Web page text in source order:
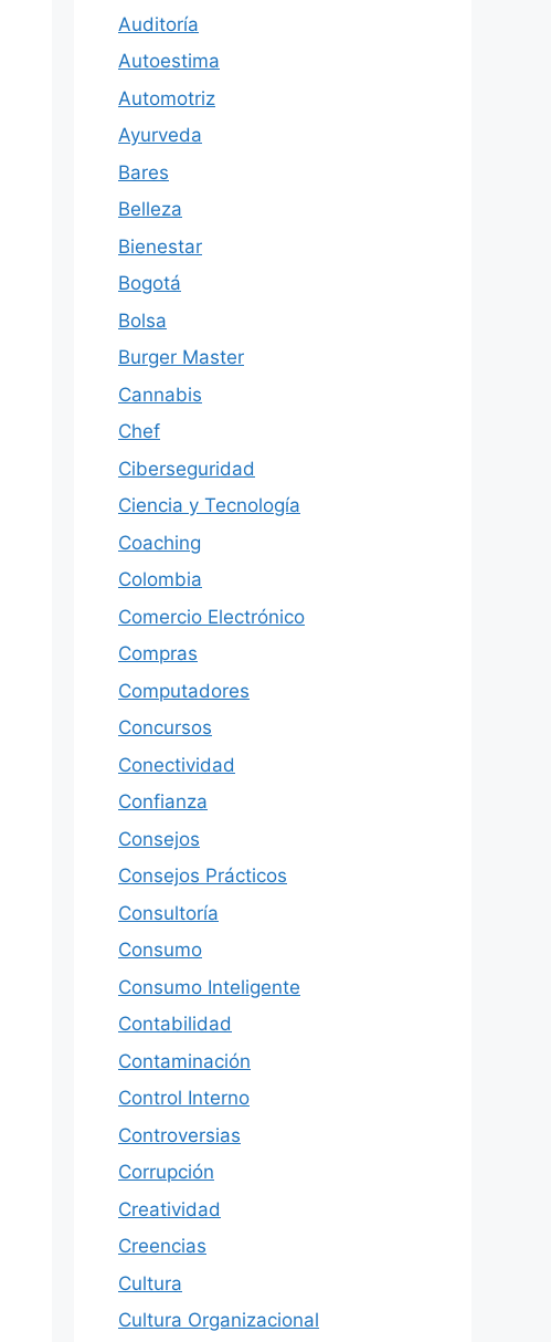
Auditoría
Autoestima
Automotriz
Ayurveda
Bares
Belleza
Bienestar
Bogotá
Bolsa
Burger Master
Cannabis
Chef
Ciberseguridad
Ciencia y Tecnología
Coaching
Colombia
Comercio Electrónico
Compras
Computadores
Concursos
Conectividad
Confianza
Consejos
Consejos Prácticos
Consultoría
Consumo
Consumo Inteligente
Contabilidad
Contaminación
Control Interno
Controversias
Corrupción
Creatividad
Creencias
Cultura
Cultura Organizacional